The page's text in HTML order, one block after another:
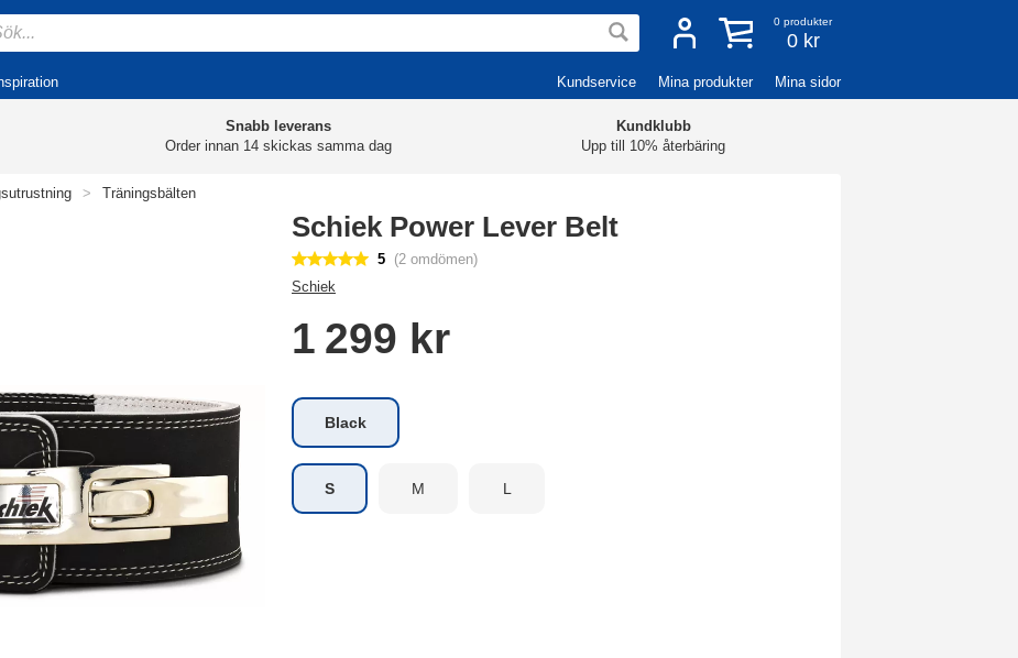
0 produkter
0 kr
Kundservice Mina produkter Mina sidor
Snabb leverans
Order innan 14 skickas samma dag
Kundklubb
Upp till 10% återbäring
> Träningsbälten
Schiek Power Lever Belt
5 (2 omdömen)
Schiek
1 299 kr
Black
S M L